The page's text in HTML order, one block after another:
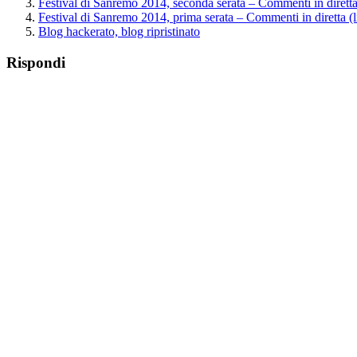
Festival di Sanremo 2014, seconda serata – Commenti in
Festival di Sanremo 2014, prima serata – Commenti in diretta
Blog hackerato, blog ripristinato
Rispondi